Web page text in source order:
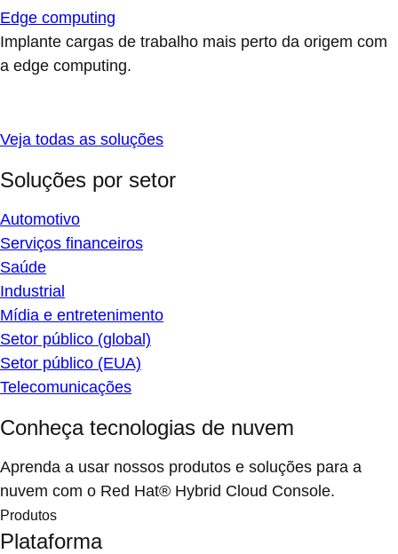
Edge computing
Implante cargas de trabalho mais perto da origem com
a edge computing.
Veja todas as soluções
Soluções por setor
Automotivo
Serviços financeiros
Saúde
Industrial
Mídia e entretenimento
Setor público (global)
Setor público (EUA)
Telecomunicações
Conheça tecnologias de nuvem
Aprenda a usar nossos produtos e soluções para a
nuvem com o Red Hat® Hybrid Cloud Console.
Produtos
Plataforma